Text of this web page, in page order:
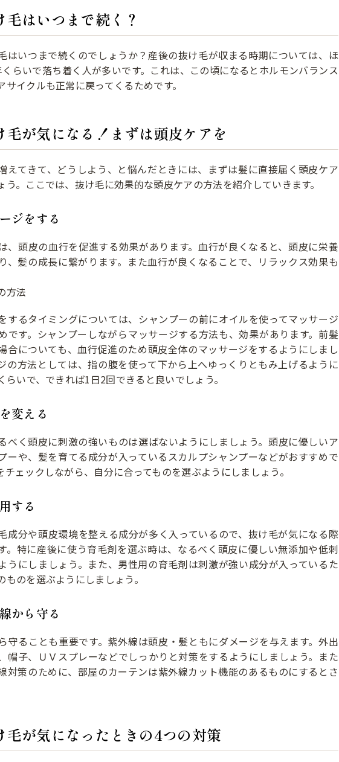
毛はいつまで続く？
はいつまで続くのでしょうか？産後の抜け毛が収まる時期については、ほ
らいで落ち着く人が多いです。これは、この頃になるとホルモンバランス
イクルも正常に戻ってくるためです。
毛が気になる！まずは頭皮ケアを
えてきて、どうしよう、と悩んだときには、まずは髪に直接届く頭皮ケア
う。ここでは、抜け毛に効果的な頭皮ケアの方法を紹介していきます。
ジをする
、頭皮の血行を促進する効果があります。血行が良くなると、頭皮に栄養
、髪の成長に繋がります。また血行が良くなることで、リラックス効果も
方法
するタイミングについては、シャンプーの前にオイルを使ってマッサージ
です。シャンプーしながらマッサージする方法も、効果があります。前髪
合についても、血行促進のため頭皮全体のマッサージをするようにしまし
の方法としては、指の腹を使って下から上へゆっくりともみ上げるように
らいで、できれば1日2回できると良いでしょう。
変える
べく頭皮に刺激の強いものは選ばないようにしましょう。頭皮に優しいア
ーや、髪を育てる成分が入っているスカルプシャンプーなどがおすすめで
チェックしながら、自分に合ってものを選ぶようにしましょう。
する
成分や頭皮環境を整える成分が多く入っているので、抜け毛が気になる際
。特に産後に使う育毛剤を選ぶ時は、なるべく頭皮に優しい無添加や低刺
うにしましょう。また、男性用の育毛剤は刺激が強い成分が入っているた
ものを選ぶようにしましょう。
から守る
守ることも重要です。紫外線は頭皮・髪ともにダメージを与えます。外出
帽子、ＵＶスプレーなどでしっかりと対策をするようにしましょう。また
対策のために、部屋のカーテンは紫外線カット機能のあるものにするとさ
毛が気になったときの4つの対策